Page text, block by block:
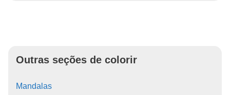
Outras seções de colorir
Mandalas